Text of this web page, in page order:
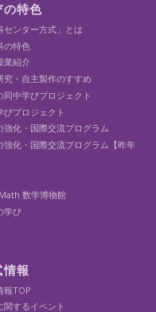
の特色
センター方式」とは
の特色
業紹介
究・自主製作のすすめ
同中学びプロジェクト
びプロジェクト
強化・国際交流プログラム
強化・国際交流プログラム【昨年
数学博物館
学び
情報
報TOP
関するイベント